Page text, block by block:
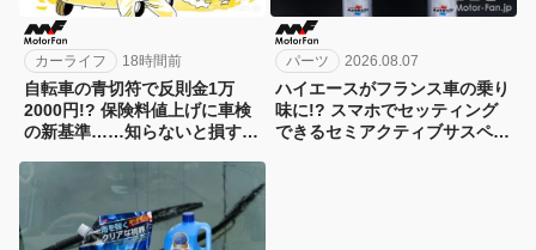
カーライフ 18時間前
自転車の青切符で反則金1万
2000円!? 保険料値上げに車検
の新基準……知らないと損す
め
パーツ 2026.08.07
ハイエースがフランス車の乗り
味に!? スマホでセッティング
できるセミアクティブサスペン